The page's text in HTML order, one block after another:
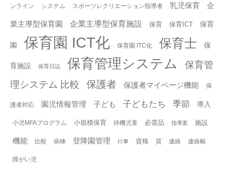
ンライン システム スポーツレクリエーション指導者 乳児保育 企
業主導型保育園 企業主導型保育施設 保育 保育ICT 保育
園 保育園 ICT化 保育園 ITC化 保育士 保
育施設 保育日誌 保育管理システム
保育管
理システム 比較
保護者 保護者マイページ機能 保
護者対応 園児情報管理 子ども 子どもたち 季節 導入
小児MFAプログラム 小規模保育 待機児童 必需品 指導案 施設
機能 比較 病棟 登降園管理 行事 資格 質 連絡 連絡帳
障がい児